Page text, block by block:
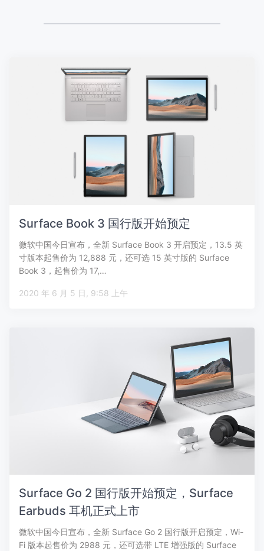
Surface Book 3 国行版开始预定
微软中国今日宣布，全新 Surface Book 3 开启预定，13.5 英
寸版本起售价为 12,888 元，还可选 15 英寸版的 Surface
Book 3，起售价为 17,…
2020 年 6 月 5 日, 9:58 上午
Surface Go 2 国行版开始预定，Surface
Earbuds 耳机正式上市
微软中国今日宣布，全新 Surface Go 2 国行版开启预定，Wi-
Fi 版本起售价为 2988 元，还可选带 LTE 增强版的 Surface